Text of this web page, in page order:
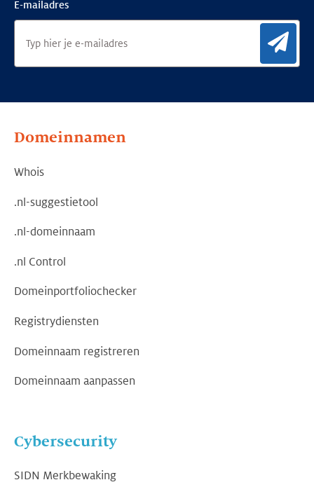
E-mailadres
Domeinnamen
Whois
.nl-suggestietool
.nl-domeinnaam
.nl Control
Domeinportfoliochecker
Registrydiensten
Domeinnaam registreren
Domeinnaam aanpassen
Cybersecurity
SIDN Merkbewaking